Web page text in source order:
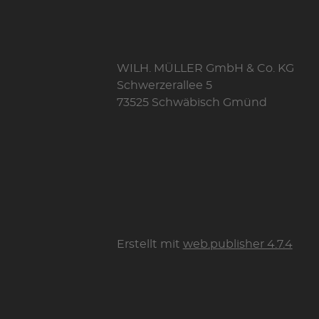
WILH. MÜLLER GmbH & Co. KG
Schwerzerallee 5
73525 Schwäbisch Gmünd
Erstellt mit web.publisher 4.7.4